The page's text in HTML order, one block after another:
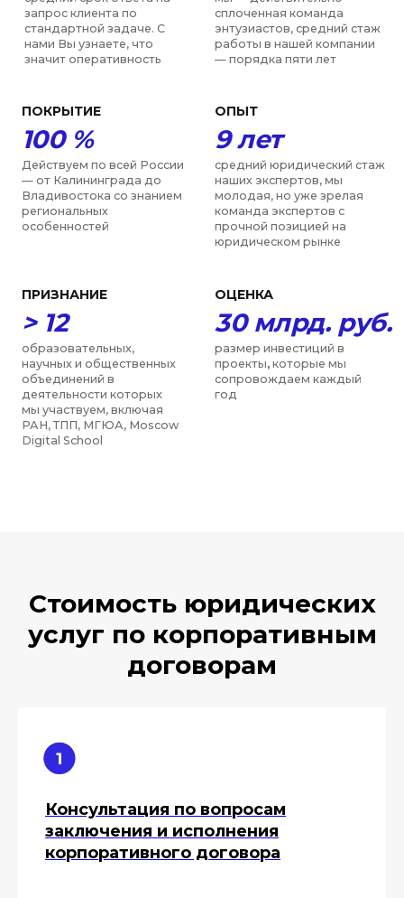
Стоимость юридических
услуг по корпоративным
договорам
Консультация по вопросам
заключения и исполнения
корпоративного договора